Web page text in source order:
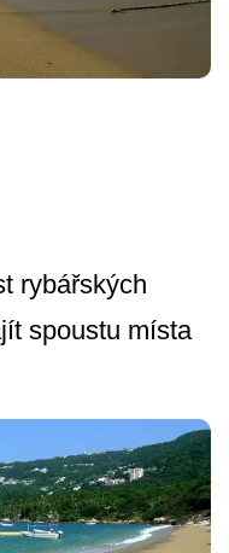
rybářských
spoustu místa